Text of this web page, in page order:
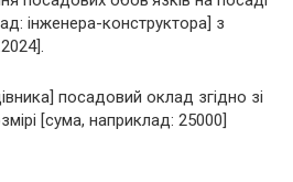
інженера-конструктора] з
посадовий оклад згідно зі
[сума, наприклад: 25000]